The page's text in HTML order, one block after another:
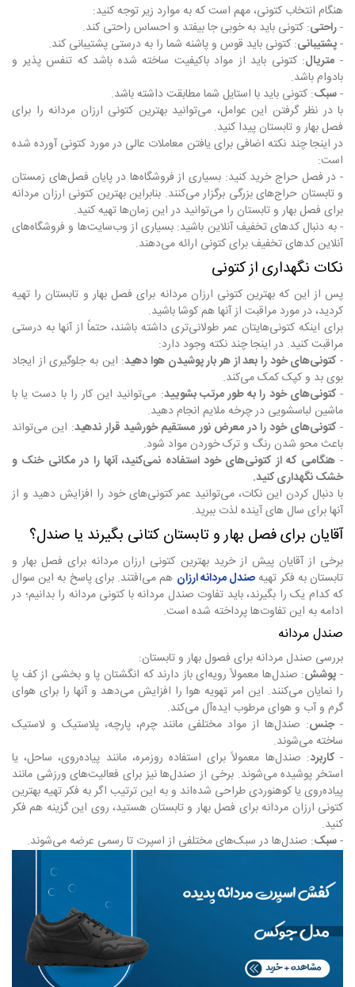
هنگام انتخاب کتونی، مهم است که به موارد زیر توجه کنید:
-راحتی: کتونی باید به خوبی جا بیفتد و احساس راحتی کند.
-پشتیبانی: کتونی باید قوس و پاشنه شما را به درستی پشتیبانی کند.
- متریال: کتونی باید از مواد باکیفیت ساخته شده باشد که تنفس پذیر و
بادوام باشد.
-سبک: کتونی باید با استایل شما مطابقت داشته باشد.
با در نظر گرفتن این عوامل، می‌توانید بهترین کتونی ارزان مردانه را برای
فصل بهار و تابستان پیدا کنید.
در اینجا چند نکته اضافی برای یافتن معاملات عالی در مورد کتونی آورده شده
است:
- در فصل حراج خرید کنید: بسیاری از فروشگاه‌ها در پایان فصل‌های زمستان
و تابستان حراج‌های بزرگی برگزار می‌کنند. بنابراین بهترین کتونی ارزان مردانه
برای فصل بهار و تابستان را می‌توانید در این زمان‌ها تهیه کنید.
- به دنبال کدهای تخفیف آنلاین باشید: بسیاری از وب‌سایت‌ها و فروشگاه‌های
آنلاین کدهای تخفیف برای کتونی ارائه می‌دهند.
نکات نگهداری از کتونی
پس از این که بهترین کتونی ارزان مردانه برای فصل بهار و تابستان را تهیه
کردید، در مورد مراقبت از آنها هم کوشا باشید.
برای اینکه کتونی‌هایتان عمر طولانی‌تری داشته باشند، حتماً از آنها به درستی
مراقبت کنید. در اینجا چند نکته وجود دارد:
- کتونی‌های خود را بعد از هر بار پوشیدن هوا دهید: این به جلوگیری از ایجاد
بوی بد و کپک کمک می‌کند.
-کتونی‌های خود را به طور مرتب بشویید: می‌توانید این کار را با دست یا با
ماشین لباسشویی در چرخه ملایم انجام دهید.
-کتونی‌های خود را در معرض نور مستقیم خورشید قرار ندهید: این می‌تواند
باعث محو شدن رنگ و ترک خوردن مواد شود.
-هنگامی که از کتونی‌های خود استفاده نمی‌کنید، آنها را در مکانی خنک و
خشک نگهداری کنید.
با دنبال کردن این نکات، می‌توانید عمر کتونی‌های خود را افزایش دهید و از
آنها برای سال های آینده لذت ببرید.
آقایان برای فصل بهار و تابستان کتانی بگیرند یا صندل؟
برخی از آقایان پیش از خرید بهترین کتونی ارزان مردانه برای فصل بهار و
تابستان به فکر تهیهصندل مردانه ارزان هم می‌افتند. برای پاسخ به این سوال
که کدام یک را بگیرند، باید تفاوت صندل مردانه با کتونی مردانه را بدانیم؛ در
ادامه به این تفاوت‌ها پرداخته شده است.
صندل مردانه
بررسی صندل مردانه برای فصول بهار و تابستان:
- پوشش: صندل‌ها معمولاً رویه‌ای باز دارند که انگشتان پا و بخشی از کف پا
را نمایان می‌کنند. این امر تهویه هوا را افزایش می‌دهد و آنها را برای هوای
گرم و آب و هوای مرطوب ایده‌آل می‌کند.
-جنس: صندل‌ها از مواد مختلفی مانند چرم، پارچه، پلاستیک و لاستیک
ساخته می‌شوند.
-کاربرد: صندل‌ها معمولاً برای استفاده روزمره، مانند پیاده‌روی، ساحل، یا
استخر پوشیده می‌شوند. برخی از صندل‌ها نیز برای فعالیت‌های ورزشی مانند
پیاده‌روی یا کوهنوردی طراحی شده‌اند و به این ترتیب اگر به فکر تهیه بهترین
کتونی ارزان مردانه برای فصل بهار و تابستان هستید، روی این گزینه هم فکر
کنید.
-سبک: صندل‌ها در سبک‌های مختلفی از اسپرت تا رسمی عرضه می‌شوند.